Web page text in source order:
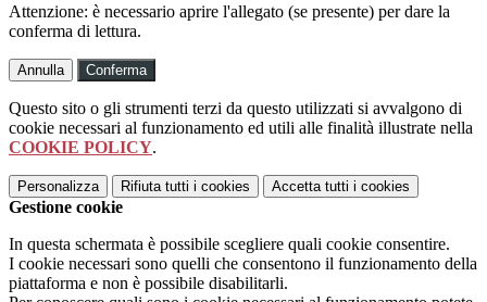
Attenzione: è necessario aprire l'allegato (se presente) per dare la
conferma di lettura.
Annulla Conferma
Questo sito o gli strumenti terzi da questo utilizzati si avvalgono di
cookie necessari al funzionamento ed utili alle finalità illustrate nella
COOKIE POLICY.
Personalizza Rifiuta tutti i cookies Accetta tutti i cookies
Gestione cookie
In questa schermata è possibile scegliere quali cookie consentire.
I cookie necessari sono quelli che consentono il funzionamento della
piattaforma e non è possibile disabilitarli.